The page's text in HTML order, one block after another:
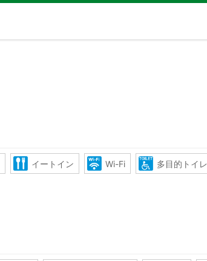
イートイン Wi-Fi 多目的トイレ